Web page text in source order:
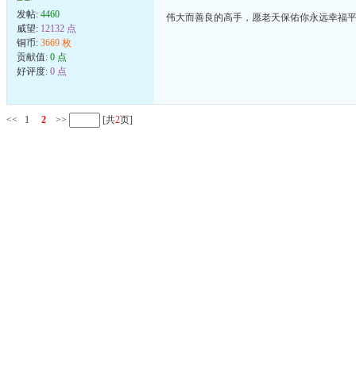
发帖: 4460
威望: 12132 点
铜币: 3669 枚
贡献值: 0 点
好评度: 0 点
伟大而善良的高手，愿老天保佑你永远幸福
<< 1 2 >> [共2页]